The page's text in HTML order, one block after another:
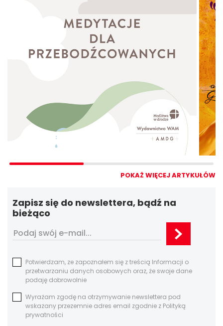
POKAŻ WIĘCEJ ARTYKUŁÓW
Zapisz się do newslettera, bądź na
bieżąco
Potwierdzam, ze zapoznałem się z treścią Informacji o
przetwarzaniu danych osobowych oraz, że swoje dane
podaję dobrowolnie
Wyrażam zgodę na otrzymywanie newslettera pod
wskazany przezemnie adres email zgodnie z Polityką
prywatności